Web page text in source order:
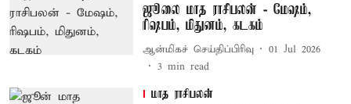
ஜூலை மாத ராசிபலன் - மேஷம்,
ரிஷபம், மிதுனம், கடகம்
ஆன்மிகச் செய்திப்பிரிவு
01 Jul 2026
3 min read
மாத ராசிபலன்